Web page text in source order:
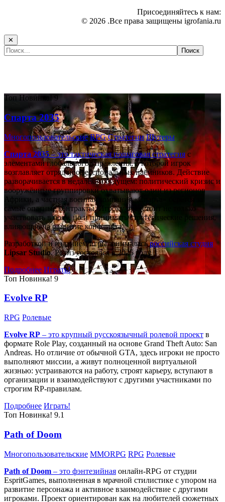
Присоединяйтесь к нам:
© 2026 .Все права защищены igrofania.ru
✕
Топ Новинка! 9
Спарта 2035
Многопользовательские RPG Стратегии Шутеры
Спарта 2035– это тактическаяпошаговая стратегияс
элементами глобального управления, в которой игрок
возглавляет отряд профессиональных наёмников. Действие
разворачивается в недалёком будущем: политический кризис и
вооружённые группировки охватывают один из регионов
Африки, а частная военная компания «Спарта» берётся за
самые опасные контракты. Игроку предстоит не только
участвовать в боях, но и принимать стратегические решения,
влияющие на развитие конфликта.
Разработкой и изданием игры занималасьроссийская студия
Lipsar Studio. Релиз состоялся в 2025 году.
Подробнее Играть!
Топ Новинка! 9
Evolve RP
RPG Ролевые
Evolve RP – это крупный русскоязычный ролевой проект в
формате Role Play, созданный на основе Grand Theft Auto: San
Andreas. Но отличие от обычной GTA, здесь игроки не просто
выполняют миссии, а живут полноценной виртуальной
жизнью: устраиваются на работу, строят карьеру, вступают в
организации и взаимодействуют с другими участниками по
строгим RP-правилам.
Подробнее Играть!
Топ Новинка! 9.1
Path of Doom
Многопользовательские MMORPG RPG Ролевые
Path of Doom – это фэнтезийная онлайн-RPG от студии
EspritGames, выполненная в мрачной стилистике с упором на
развитие персонажа и активное взаимодействие с другими
игроками. Проект ориентирован как на любителей сюжетных